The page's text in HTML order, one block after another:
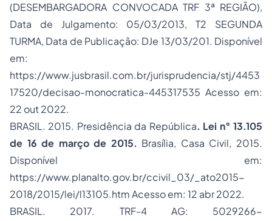
(DESEMBARGADORA CONVOCADA TRF 3ª REGIÃO),
Data de Julgamento: 05/03/2013, T2 SEGUNDA
TURMA, Data de Publicação: DJe 13/03/201. Disponível
em:
https://www.jusbrasil.com.br/jurisprudencia/stj/4453
17520/decisao-monocratica-445317535 Acesso em:
22 out 2022.
BRASIL. 2015. Presidência da República. Lei n° 13.105
de 16 de março de 2015. Brasília, Casa Civil, 2015.
Disponível em:
https://www.planalto.gov.br/ccivil_03/_ato2015-
2018/2015/lei/l13105.htm Acesso em: 12 abr 2022.
BRASIL. 2017. TRF-4 AG: 5029266-